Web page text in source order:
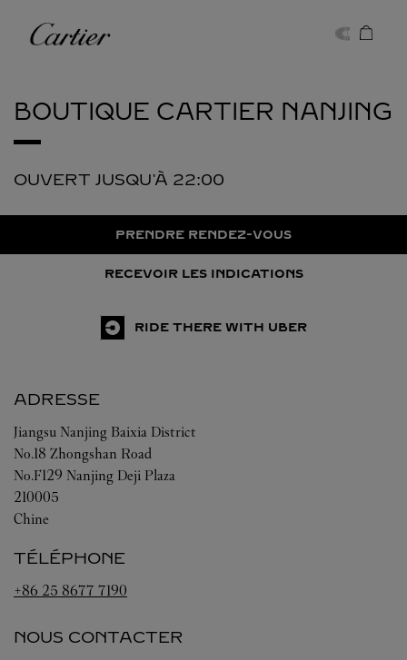
Cartier
BOUTIQUE CARTIER NANJING
OUVERT JUSQU'À 22:00
PRENDRE RENDEZ-VOUS
RECEVOIR LES INDICATIONS
RIDE THERE WITH UBER
ADRESSE
Jiangsu Nanjing Baixia District
No.18 Zhongshan Road
No.F129 Nanjing Deji Plaza
210005
Chine
TÉLÉPHONE
+86 25 8677 7190
NOUS CONTACTER